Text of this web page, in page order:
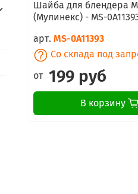
Шайба для блендера
(Мулинекс) - MS-
арт.MS-0A11393
Со склада под
от 199 руб
В корзину